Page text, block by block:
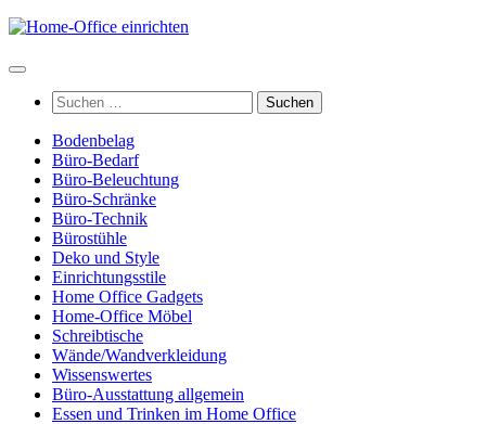
Zum
springen
Suchen
nach:
Bodenbelag
Büro-Bedarf
Büro-Beleuchtung
Büro-Schränke
Büro-Technik
Bürostühle
Deko und Style
Einrichtungsstile
Home Office Gadgets
Home-Office Möbel
Schreibtische
Wände/Wandverkleidung
Wissenswertes
Büro-Ausstattung allgemein
Essen und Trinken im Home Office